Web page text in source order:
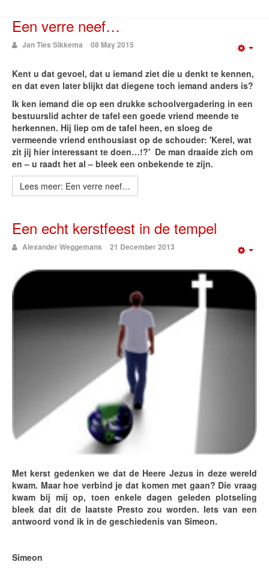
Een verre neef…
Jan Ties Sikkema 08 May 2015
Kent u dat gevoel, dat u iemand ziet die u denkt te kennen,
en dat even later blijkt dat diegene toch iemand anders is?
Ik ken iemand die op een drukke schoolvergadering in een
bestuurslid achter de tafel een goede vriend meende te
herkennen. Hij liep om de tafel heen, en sloeg de
vermeende vriend enthousiast op de schouder: 'Kerel, wat
zit jij hier interessant te doen…!?' De man draaide zich om
en – u raadt het al – bleek een onbekende te zijn.
Lees meer: Een verre neef…
Een echt kerstfeest in de tempel
Alexander Weggemans 21 December 2013
Met kerst gedenken we dat de Heere Jezus in deze wereld
kwam. Maar hoe verbind je dat komen met gaan? Die vraag
kwam bij mij op, toen enkele dagen geleden plotseling
bleek dat dit de laatste Presto zou worden. Iets van een
antwoord vond ik in de geschiedenis van Simeon.
Simeon